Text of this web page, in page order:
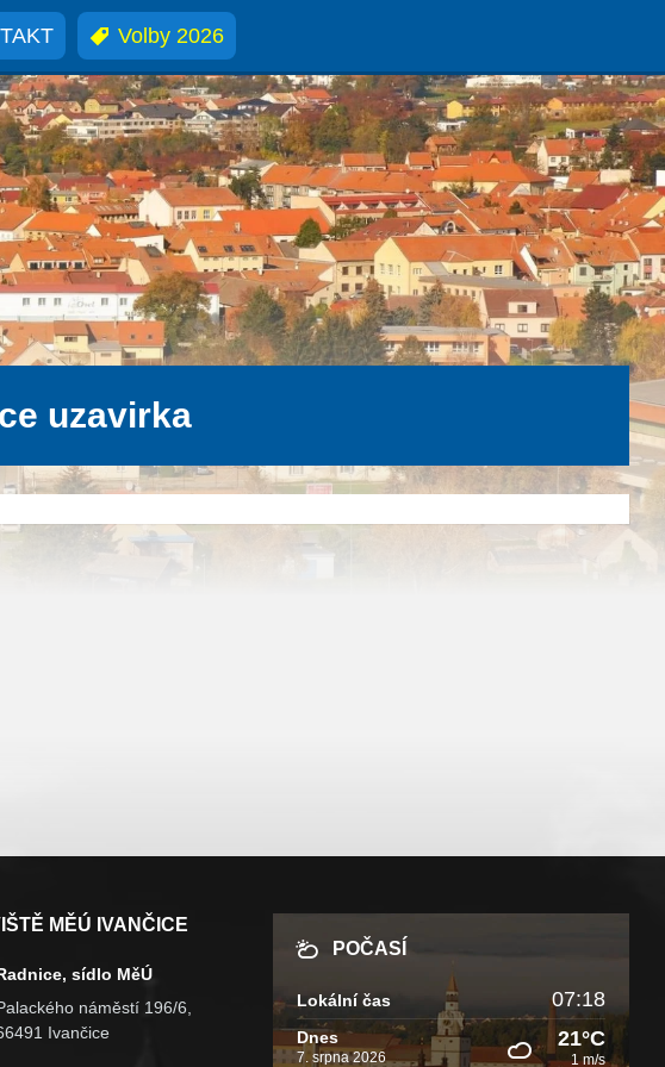
Volby 2026
uzavirka
MĚÚ IVANČICE
sídlo MěÚ
náměstí 196/6,
Ivančice
POČASÍ
Lokální čas 07:18
Dnes
7. srpna 2026
21°C
1 m/s